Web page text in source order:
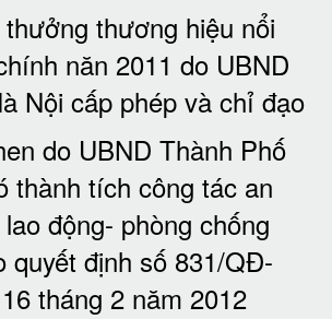
thương hiệu nổi
năn 2011 do UBND
Nội cấp phép và chỉ đạo
do UBND Thành Phố
thành tích công tác an
động- phòng chống
quyết định số 831/QĐ-
tháng 2 năm 2012